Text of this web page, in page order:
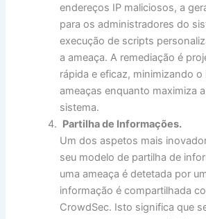
endereços IP maliciosos, a
para os administradores do
execução de scripts
a ameaça. A remediação é
rápida e eficaz, minimizando
ameaças enquanto maximiza
sistema.
Partilha de Informações.
Um dos aspetos mais
seu modelo de partilha de
uma ameaça é detetada por
informação é compartilhada
CrowdSec. Isto significa que